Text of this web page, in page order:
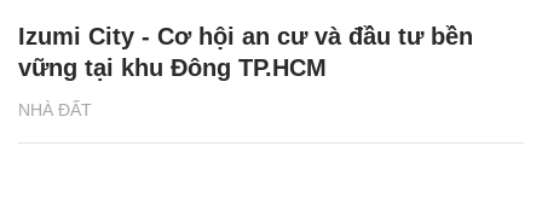
NHÀ ĐẤT
Izumi City - Cơ hội an cư và đầu tư bền
vững tại khu Đông TP.HCM